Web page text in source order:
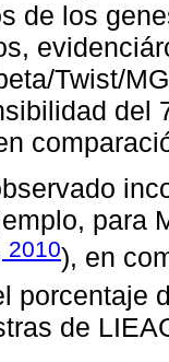
de los
Twist/
del
para
2010), en
porcentaje
de